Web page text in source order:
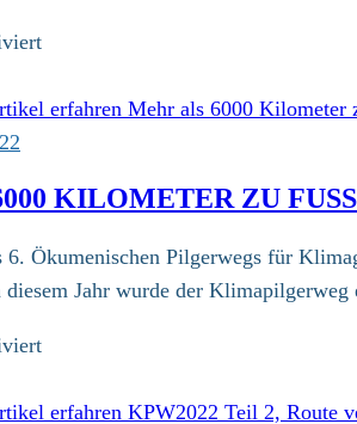
der
Pilgermesse
für
the
11.06.2023
beginnt
Klimapilgerweg
KILOMETER ZU
6. Ökumenischen Pilgerwegs für
Jahr wurde der
für
als